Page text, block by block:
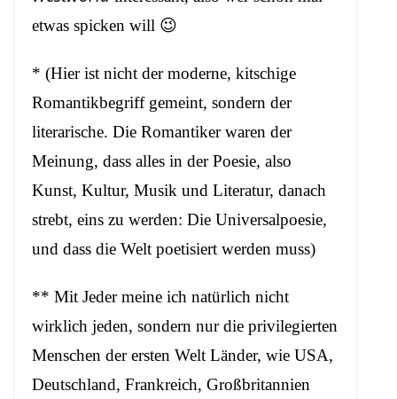
etwas spicken will 😉
* (Hier ist nicht der moderne, kitschige
Romantikbegriff gemeint, sondern der
literarische. Die Romantiker waren der
Meinung, dass alles in der Poesie, also
Kunst, Kultur, Musik und Literatur, danach
strebt, eins zu werden: Die Universalpoesie,
und dass die Welt poetisiert werden muss)
** Mit Jeder meine ich natürlich nicht
wirklich jeden, sondern nur die privilegierten
Menschen der ersten Welt Länder, wie USA,
Deutschland, Frankreich, Großbritannien